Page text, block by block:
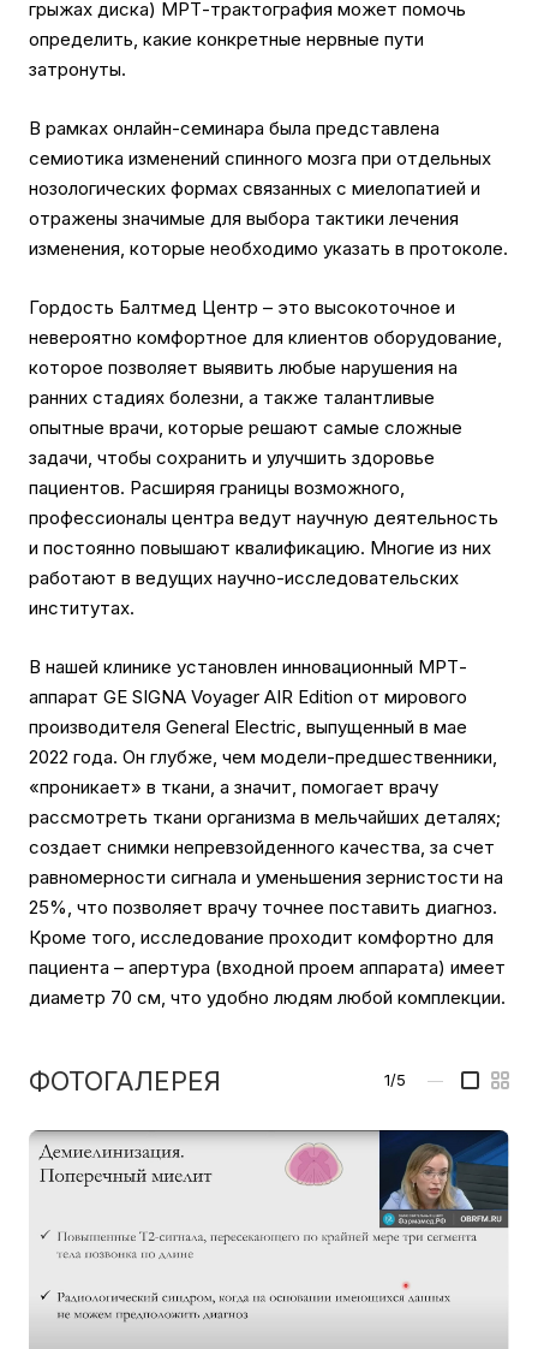
грыжах диска) МРТ-трактография может помочь
определить, какие конкретные нервные пути
затронуты.
В рамках онлайн-семинара была представлена
семиотика изменений спинного мозга при отдельных
нозологических формах связанных с миелопатией и
отражены значимые для выбора тактики лечения
изменения, которые необходимо указать в протоколе.
Гордость Балтмед Центр – это высокоточное и
невероятно комфортное для клиентов оборудование,
которое позволяет выявить любые нарушения на
ранних стадиях болезни, а также талантливые
опытные врачи, которые решают самые сложные
задачи, чтобы сохранить и улучшить здоровье
пациентов. Расширяя границы возможного,
профессионалы центра ведут научную деятельность
и постоянно повышают квалификацию. Многие из них
работают в ведущих научно-исследовательских
институтах.
В нашей клинике установлен инновационный МРТ-
аппарат GE SIGNA Voyager AIR Edition от мирового
производителя General Electric, выпущенный в мае
2022 года. Он глубже, чем модели-предшественники,
«проникает» в ткани, а значит, помогает врачу
рассмотреть ткани организма в мельчайших деталях;
создает снимки непревзойденного качества, за счет
равномерности сигнала и уменьшения зернистости на
25%, что позволяет врачу точнее поставить диагноз.
Кроме того, исследование проходит комфортно для
пациента – апертура (входной проем аппарата) имеет
диаметр 70 см, что удобно людям любой комплекции.
ФОТОГАЛЕРЕЯ 1/5 —